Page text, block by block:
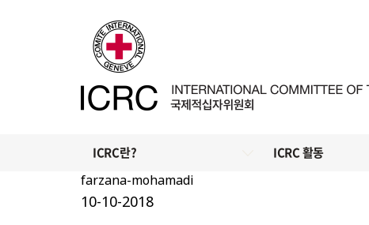
ICRC란? ICRC 활동
farzana-mohamadi
10-10-2018